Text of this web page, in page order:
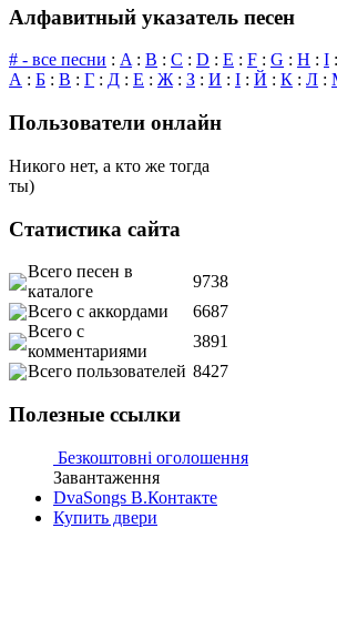
Алфавитный указатель песен
# - все песни : A: B : C : D : E : F : G : H : I :
А : Б : В : Г : Д : Е : Ж: З : И : І : Й : К : Л :
Пользователи онлайн
Никого нет, а кто же тогда
ты)
Статистика сайта
Всего песен в
каталоге
9738
Всего с аккордами
6687
Всего с
комментариями
3891
Всего пользователей 8427
Полезные ссылки
Безкоштовні оголошення
Завантаження
DvaSongs В.Контакте
Купить двери